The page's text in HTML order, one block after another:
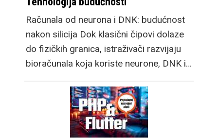
Računala od neurona i DNK: budućnost
nakon silicija Dok klasični čipovi dolaze
do fizičkih granica, istraživači razvijaju
bioračunala koja koriste neurone, DNK i…